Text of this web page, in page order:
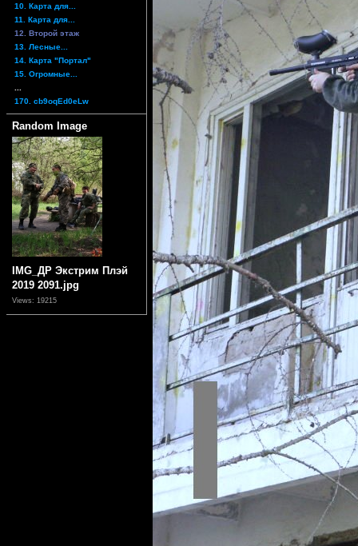
10. Карта для...
11. Карта для...
12. Второй этаж
13. Лесные...
14. Карта "Портал"
15. Огромные...
170. cb9oqEd0eLw
Random Image
IMG_ДР Экстрим Плэй
2019 2091.jpg
Views: 19215